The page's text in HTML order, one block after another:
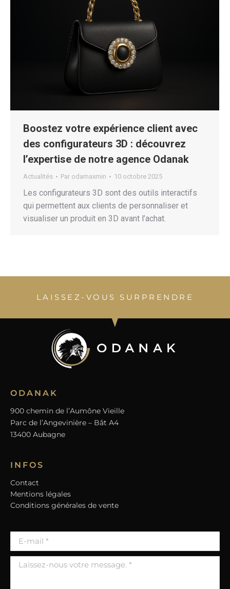
Boostez votre expérience client avec
des configurateurs 3D : découvrez
l’expertise de notre agence Odanak
Actualités Par odamaxmin 10 octobre 2025
Les configurateurs 3D sont des outils interactifs
qui permettent aux clients de personnaliser et
visualiser un produit en 3D avant l’achat.
LAISSEZ-VOUS SURPRENDRE
ODANAK
900 chemin de l’Aumône Vieille
Parc de l’Angevinière – Bât A4
13400 Aubagne
INFOS
Contact
Mentions légales
Conditions générales de vente